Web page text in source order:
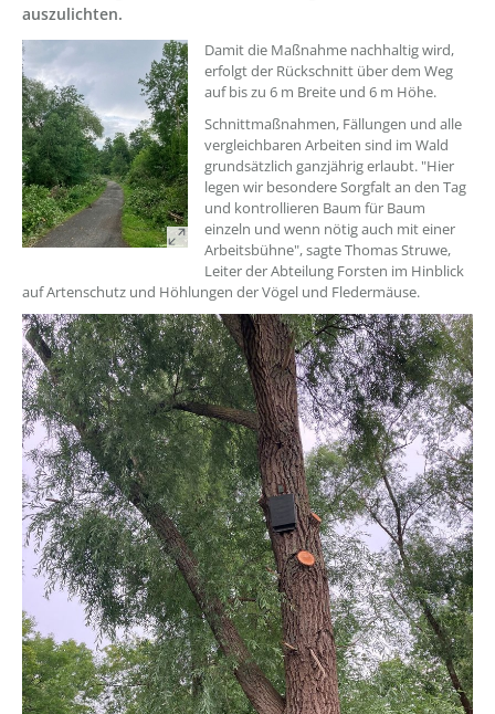
auszulichten.
??? absaetzeOben[1]/titel ???
Damit die Maßnahme nachhaltig wird,
erfolgt der Rückschnitt über dem Weg
auf bis zu 6 m Breite und 6 m Höhe.
Schnittmaßnahmen, Fällungen und alle
vergleichbaren Arbeiten sind im Wald
grundsätzlich ganzjährig erlaubt. "Hier
legen wir besondere Sorgfalt an den Tag
und kontrollieren Baum für Baum
einzeln und wenn nötig auch mit einer
Arbeitsbühne", sagte Thomas Struwe,
Leiter der Abteilung Forsten im Hinblick
auf Artenschutz und Höhlungen der Vögel und Fledermäuse.